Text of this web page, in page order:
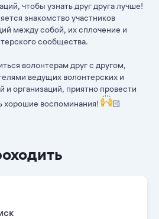
чтобы узнать друг друга лучше!
знакомство участников
между собой, их сплочение и
сообщества.
волонтерам друг с другом,
ведущих волонтерских и
организаций, приятно провести
хорошие воспоминания!
🏻